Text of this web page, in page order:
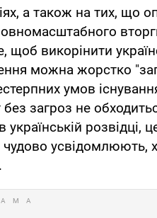
а також на тих, що
щоб викорінити
можна жорстко
умов
без загроз не
розвідці,
чудово усвідомлюють,